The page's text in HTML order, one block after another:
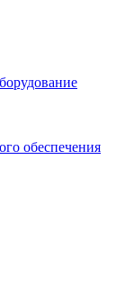
обеспечения